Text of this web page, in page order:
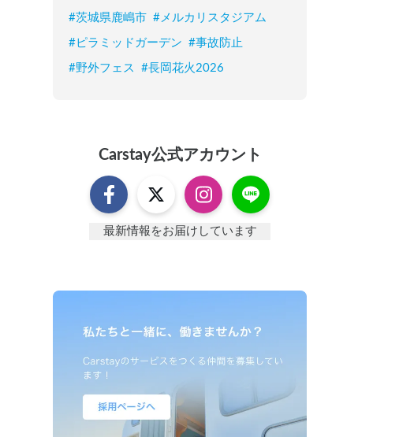
#茨城県鹿嶋市 #メルカリスタジアム
#ピラミッドガーデン #事故防止
#野外フェス #長岡花火2026
Carstay公式アカウント
最新情報をお届けしています